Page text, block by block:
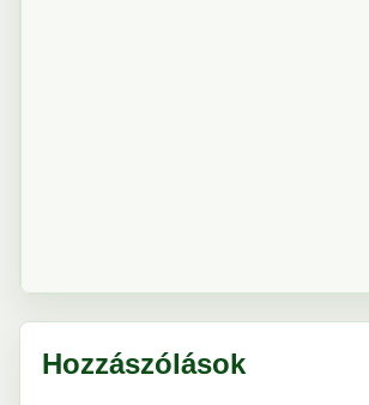
Hozzászólások